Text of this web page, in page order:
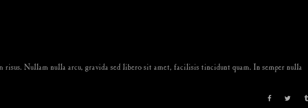
Nullam nulla arcu, gravida sed libero sit amet, facilisis tincidunt quam. In semper nulla